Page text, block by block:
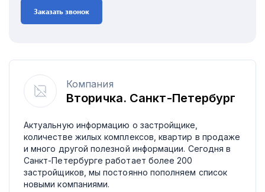
Заказать звонок
Компания
Вторичка. Санкт-Петербург
Актуальную информацию о застройщике,
количестве жилых комплексов, квартир в продаже
и много другой полезной информации. Сегодня в
Санкт-Петербурге работает более 200
застройщиков, мы постоянно пополняем список
новыми компаниями.